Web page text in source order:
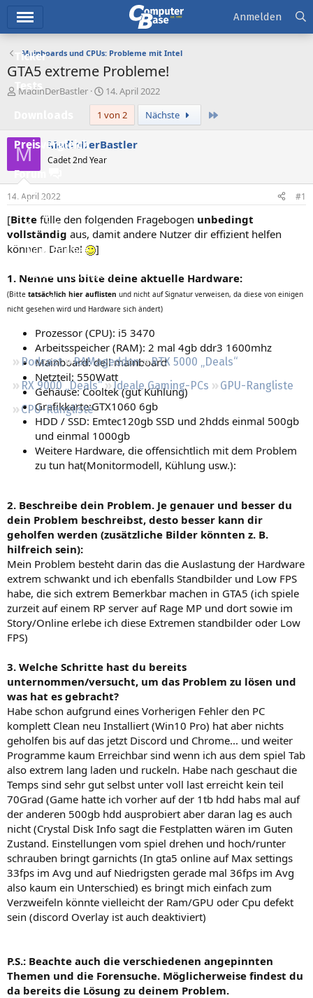
Ticker
Tests
Preisvergleich
Forum
Aktuelles
Empfohlene Inhalte
Neue Beiträge
Neueste Aktivitäten
Leserartikel
Podcast RAMageddon
RTX 5000 „Deals“
RX 9000 „Deals“
Ideale Gaming-PCs
GPU-Rangliste
CPU-Rangliste
Anmelden
Mainboards und CPUs: Probleme mit Intel
GTA5 extreme Probleme!
E
e
l
e
MadinDerBastler
E
r
s
t
e
m
14. April 2022
1 von 2
Nächste
M MadinDerBastler
Cadet 2nd Year
14. April 2022 #1
[Bitte fülle den folgenden Fragebogen unbedingt
vollständig aus, damit andere Nutzer dir effizient helfen
können. Danke!
]
1. Nenne uns bitte deine aktuelle Hardware:
(Bitte tatsächlich hier auflisten und nicht auf Signatur verweisen, da diese von einigen
nicht gesehen wird und Hardware sich ändert)
Prozessor (CPU): i5 3470
Arbeitsspeicher (RAM): 2 mal 4gb ddr3 1600mhz
Mainboard: dell mainboard
Netzteil: 550Watt
Gehäuse: Cooltek (gut Kühlung)
Grafikkarte:GTX1060 6gb
HDD / SSD: Emtec120gb SSD und 2hdds einmal 500gb
und einmal 1000gb
Weitere Hardware, die offensichtlich mit dem Problem
zu tun hat(Monitormodell, Kühlung usw.):
2. Beschreibe dein Problem. Je genauer und besser du
dein Problem beschreibst, desto besser kann dir
geholfen werden (zusätzliche Bilder könnten z. B.
hilfreich sein):
Mein Problem besteht darin das die Auslastung der Hardware
extrem schwankt und ich ebenfalls Standbilder und Low FPS
habe, die sich extrem Bemerkbar machen in GTA5 (ich spiele
zurzeit auf einem RP server auf Rage MP und dort sowie im
Story/Online erlebe ich diese Extremen standbilder oder Low
FPS)
3. Welche Schritte hast du bereits
unternommen/versucht, um das Problem zu lösen und
was hat es gebracht?
Habe schon aufgrund eines Vorherigen Fehler den PC
komplett Clean neu Installiert (Win10 Pro) hat aber nichts
geholfen bis auf das jetzt Discord und Chrome... und weiter
Programme kaum Erreichbar sind wenn ich aus dem spiel Tab
also extrem lang laden und ruckeln. Habe nach geschaut die
Temps sind sehr gut selbst unter voll last erreicht kein teil
70Grad (Game hatte ich vorher auf der 1tb hdd habs mal auf
der anderen 500gb hdd ausprobiert aber daran lag es auch
nicht (Crystal Disk Info sagt die Festplatten wären im Guten
Zustand. Einstellungen vom spiel drehen und hoch/runter
schrauben bringt garnichts (In gta5 online auf Max settings
33fps im Avg und auf Niedrigsten gerade mal 36fps im Avg
also kaum ein Unterschied) es bringt mich einfach zum
Verzweifeln könnte vielleicht der Ram/GPU oder Cpu defekt
sein (discord Overlay ist auch deaktiviert)
P.S.: Beachte auch die verschiedenen angepinnten
Themen und die Forensuche. Möglicherweise findest du
da bereits die Lösung zu deinem Problem.